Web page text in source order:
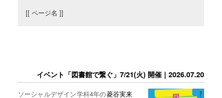
[[ ページ名 ]]
イベント「図書館で繋ぐ」7/21(火) 開催｜2026.07.20
ソーシャルデザイン学科4年の菱谷実来